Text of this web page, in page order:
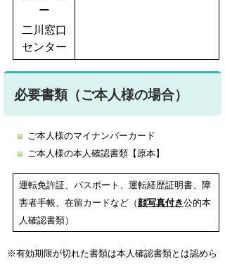
ー
二川窓口
センター
必要書類（ご本人様の場合）
ご本人様のマイナンバーカード
ご本人様の本人確認書類【原本】
運転免許証、パスポート、運転経歴証明書、障
害者手帳、在留カードなど（ 顔写真付き公的本
人確認書類）
※有効期限が切れた書類は本人確認書類とは認めら